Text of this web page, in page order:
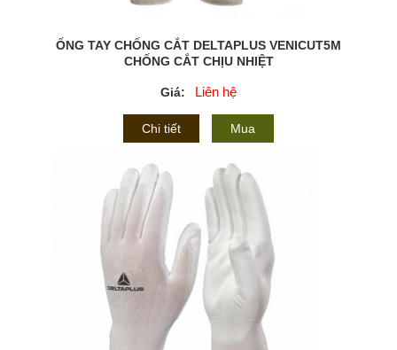
ỐNG TAY CHỐNG CẮT DELTAPLUS VENICUT5M
CHỐNG CẮT CHỊU NHIỆT
Giá: Liên hệ
Chi tiết Mua